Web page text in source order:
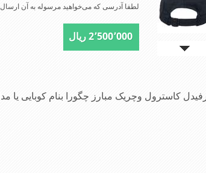
لطفا آدرسی که می‌خواهید مرسوله به آن ارسال
2٬500٬000 ریال
کاسترول وچریک مبارز چگورا بنام